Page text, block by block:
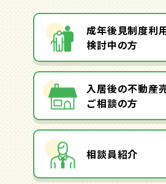
成年後見制度利
検討中の方
入居後の不動産
ご相談の方
相談員紹介